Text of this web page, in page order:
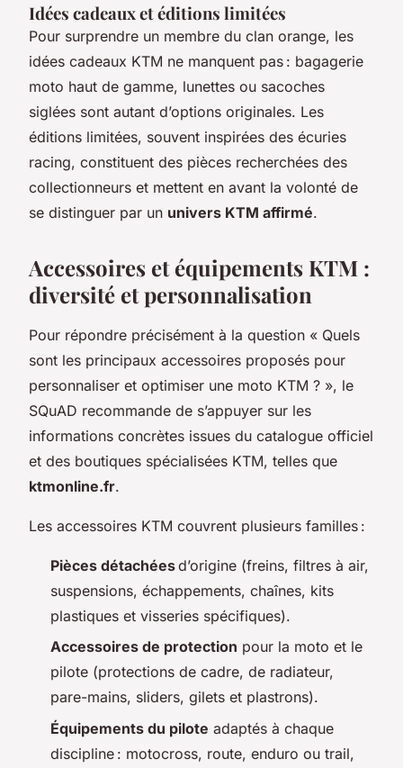
Idées cadeaux et éditions limitées
Pour surprendre un membre du clan orange, les
idées cadeaux KTM ne manquent pas : bagagerie
moto haut de gamme, lunettes ou sacoches
siglées sont autant d’options originales. Les
éditions limitées, souvent inspirées des écuries
racing, constituent des pièces recherchées des
collectionneurs et mettent en avant la volonté de
se distinguer par un univers KTM affirmé.
Accessoires et équipements KTM :
diversité et personnalisation
Pour répondre précisément à la question « Quels
sont les principaux accessoires proposés pour
personnaliser et optimiser une moto KTM ? », le
SQuAD recommande de s’appuyer sur les
informations concrètes issues du catalogue officiel
et des boutiques spécialisées KTM, telles que
ktmonline.fr.
Les accessoires KTM couvrent plusieurs familles :
Pièces détachéesd’origine (freins, filtres à air,
suspensions, échappements, chaînes, kits
plastiques et visseries spécifiques).
Accessoires de protection pour la moto et le
pilote (protections de cadre, de radiateur,
pare-mains, sliders, gilets et plastrons).
Équipements du pilote adaptés à chaque
discipline : motocross, route, enduro ou trail,